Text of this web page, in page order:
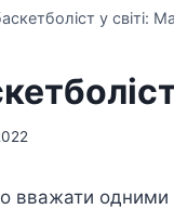
у світі:
вважати